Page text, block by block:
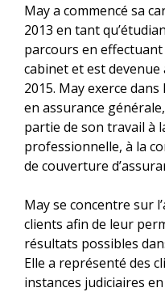
May a commencé sa
2013 en tant
parcours en
cabinet et est
2015. May exerce
en assurance
partie de son travail à
professionnelle, à la
de couverture
May se concentre sur
clients afin de leur
résultats possibles
Elle a représenté des
instances judiciaires